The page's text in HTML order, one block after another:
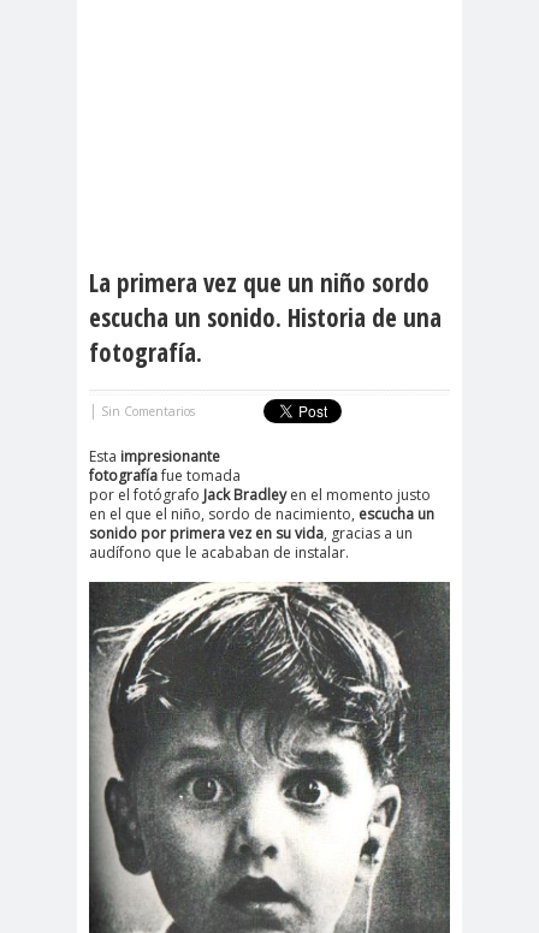
La primera vez que un niño sordo
escucha un sonido. Historia de una
fotografía.
| Sin Comentarios
Esta impresionante
fotografíafue tomada
por el fotógrafo Jack Bradleyen el momento justo
en el que el niño, sordo de nacimiento, escucha un
sonido por primera vez en su vida, gracias a un
audífono que le acababan de instalar.